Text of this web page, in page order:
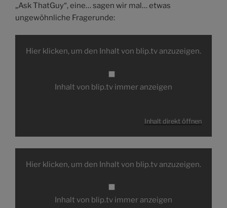
„Ask ThatGuy“, eine… sagen wir mal… etwas
ungewöhnliche Fragerunde:
Inhalt
blip.tv
Hier klicken, um den Inhalt von blip.tv anzuzeigen.
Inhalt von blip.tv immer anzeigen
Inhalt direkt öffnen
Inhalt
blip.tv
Hier klicken, um den Inhalt von blip.tv anzuzeigen.
Inhalt von blip.tv immer anzeigen